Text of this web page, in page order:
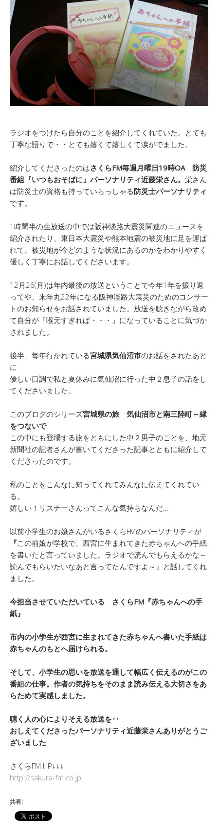
ラジオをつけたら自分のことを紹介してくれていた。とても
丁寧な語りで・・とても嬉くて嬉しくて涙がでました。
紹介してくださったのはさくらFM毎週月曜日19時OA 防災
番組『いつもおそばに』パーソナリティ近藤栄さん。 栄さん
は防災士の資格も持っていらっしゃる防災士パーソナリティ
です。
1時間半の生放送の中では阪神淡路大震災関連のニュースを
紹介されたり、東日本大震災や熊本地震の被災地に足を運ば
れて、被災地が今どのような状況にあるのかをわかりやすく
優しく丁寧にお話してくださいます。
12月26(月)は年内最後の放送ということで今年1年を振り返
ってや、来年丸22年になる阪神淡路大震災のためのコンサー
トのお知らせをお話されていました。放送を聴きながら改め
て自分が『喉元すぎれば・・・』になっていることに気づか
されました。
後半、毎年行かれている宮城県気仙沼市のお話をされたあと
に
優しい口調で私と夏休みに気仙沼に行った中２息子の話をし
てくださいました。
このブログのシリーズ宮城県の旅 気仙沼市と南三陸町～縁
をつないで
この中にも登場する旅をともにした中２男子のことを、地元
新聞社の記者さんが書いてくださった記事とともに紹介して
くださったのです。
私のことをこんなに知ってくれてみんなに伝えてくれてい
る。
嬉しい！リスナーさんってこんな気持ちなんだ…
以前小学生のお嬢さんがいるさくらFMのパーソナリティが
『この前娘が学校で、西宮に生まれてきた赤ちゃんへの手紙
を書いたと言っていました。ラジオで読んでもらえるかな～
読んでもらいたいなあと言ってたんですよ～』と話してくれ
ました。
今担当させていただいている さくらFM『赤ちゃんへの手
紙』
市内の小学生が西宮に生まれてきた赤ちゃんへ書いた手紙は
赤ちゃんのもとへ届けられる。
そして、小学生の思いを放送を通して幅広く伝えるのがこの
番組の仕事。作者の気持ちをそのまま読み伝える大切さをあ
らためて実感しました。
聴く人の心によりそえる放送を‥
おしえてくださったパーソナリティ近藤栄さんありがとうご
ざいました
さくらFM HP↓↓↓
http://sakura-fm.co.jp
共有: